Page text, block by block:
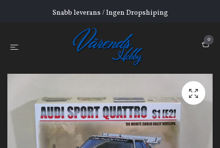
Snabb leverans / Ingen Dropshiping
0